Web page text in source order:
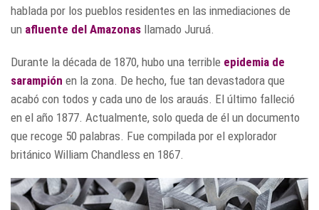
hablada por los pueblos residentes en las inmediaciones de
un afluente del Amazonas llamado Juruá.
Durante la década de 1870, hubo una terrible epidemia de
sarampión en la zona. De hecho, fue tan devastadora que
acabó con todos y cada uno de los arauás. El último falleció
en el año 1877. Actualmente, solo queda de él un documento
que recoge 50 palabras. Fue compilada por el explorador
británico William Chandless en 1867.